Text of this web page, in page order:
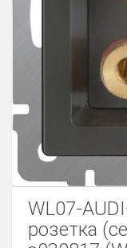
WL07-
розетка